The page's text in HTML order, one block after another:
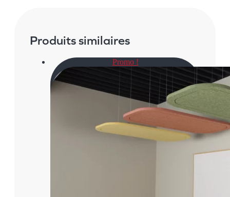
Produits similaires
Promo !